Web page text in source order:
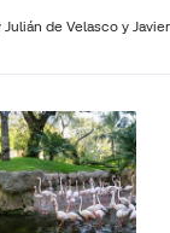
Julián de Velasco y Javier